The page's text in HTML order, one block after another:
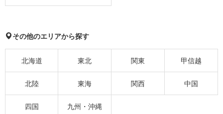
その他のエリアから探す
北海道 東北 関東 甲信越
北陸 東海 関西 中国
四国 九州・沖縄